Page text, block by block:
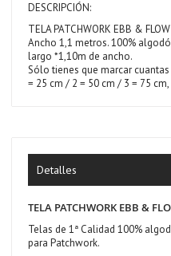
DESCRIPCIÓN:
TELA PATCHWORK EBB &
Ancho 1,1 metros. 100%
largo *1,10m de ancho.
Sólo tienes que marcar
= 25 cm / 2 = 50 cm / 3 = 75
Detalles
TELA PATCHWORK EBB &
Telas de 1ª Calidad 100%
para Patchwork.